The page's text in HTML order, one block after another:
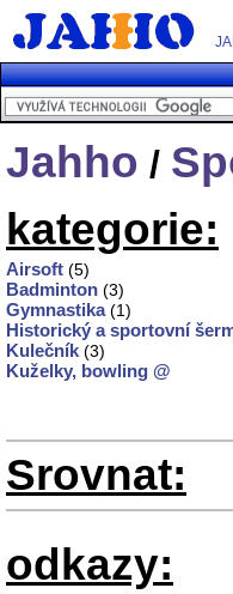
Jahho /
kategorie:
Airsoft (5)
Badminton (3)
Gymnastika(1)
Historický a sportovní
Kulečník (3)
Kuželky, bowling @
Srovnat:
odkazy: